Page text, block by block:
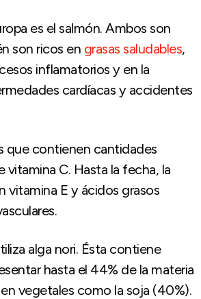
es el salmón. Ambos son
son ricos en grasas saludables,
inflamatorios y en la
cardíacas y accidentes
que contienen cantidades
C. Hasta la fecha, la
vitamina E y ácidos grasos
alga nori. Ésta contiene
hasta el 44% de la materia
vegetales como la soja (40%).